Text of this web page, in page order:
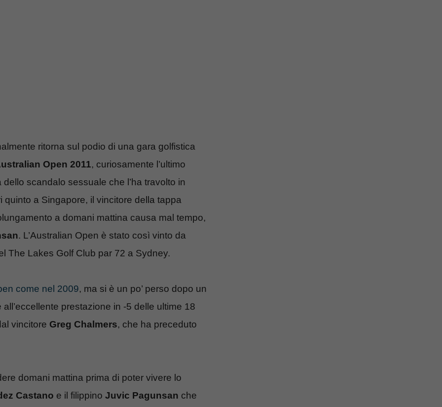
ritorna sul podio di una gara golfistica
Open 2011, curiosamente l’ultimo
scandalo sessuale che l’ha travolto in
a Singapore, il vincitore della tappa
a domani mattina causa mal tempo,
. L’Australian Open è stato così vinto da
The Lakes Golf Club par 72 a Sydney.
come nel 2009, ma si è un po’ perso dopo un
prestazione in -5 delle ultime 18
vincitore Greg Chalmers, che ha preceduto
domani mattina prima di poter vivere lo
Castano e il filippino Juvic Pagunsan che